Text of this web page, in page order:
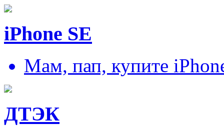
iPhone SE
Мам, пап, купите
ДТЭК